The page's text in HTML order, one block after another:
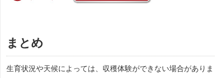
まとめ
生育状況や天候によっては、収穫体験ができない場合がありま